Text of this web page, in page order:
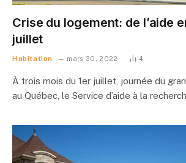
Crise du logement: de l’aide
juillet
Habitation mars 30, 2022 4
À trois mois du 1er juillet, journée du
au Québec, le Service d’aide à la